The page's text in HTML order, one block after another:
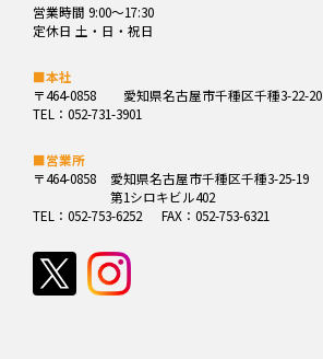
営業時間 9:00～17:30
定休日 土・日・祝日
■本社
〒464-0858
愛知県名古屋市千種区千種3-22-20
TEL：052-731-3901
■営業所
〒464-0858
愛知県名古屋市千種区千種3-25-19
第1シロキビル402
TEL：052-753-6252
FAX：052-753-6321